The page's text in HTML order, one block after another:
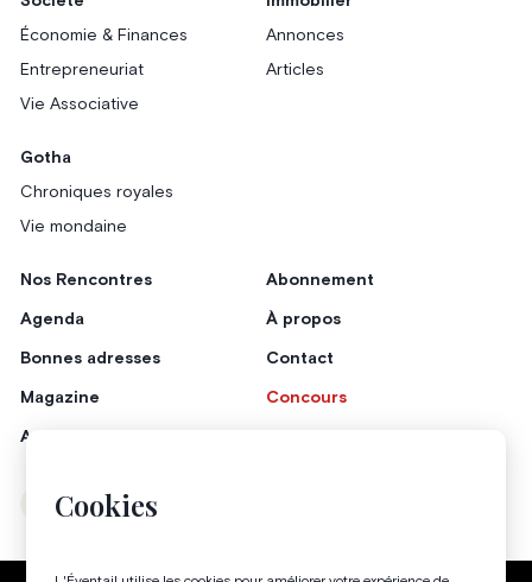
Cookies
Économie & Finances
Entrepreneuriat
Vie Associative
Annonces
Articles
Gotha
Chroniques royales
Vie mondaine
Nos Rencontres
Agenda
Bonnes adresses
Magazine
Annonceurs
Abonnement
À propos
Contact
Concours
Instagram